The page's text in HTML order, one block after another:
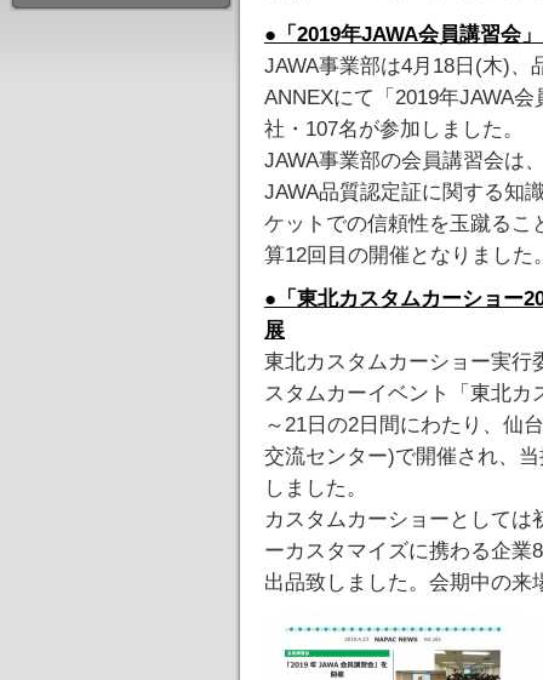
●「2019年JAWA会員講習会
JAWA事業部は4月18日(木)、
ANNEXにて「2019年JAWA
社・107名が参加しました。
JAWA事業部の会員講習会は
JAWA品質認定証に関する知
ケットでの信頼性を玉蹴るこ
算12回目の開催となりました
●「東北カスタムカーショー
展
東北カスタムカーショー実行
スタムカーイベント「東北カ
～21日の2日間にわたり、仙
交流センター)で開催され、
しました。
カスタムカーショーとして
ーカスタマイズに携わる企業
出品致しました。会期中の来